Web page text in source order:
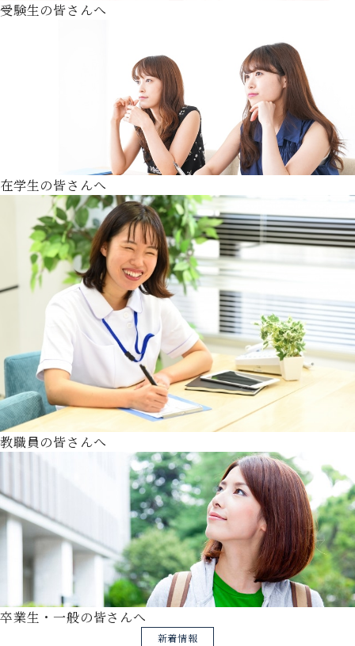
受験生の皆さんへ
在学生の皆さんへ
教職員の皆さんへ
卒業生・一般の皆さんへ
新着情報